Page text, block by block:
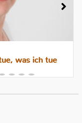
was ich tue